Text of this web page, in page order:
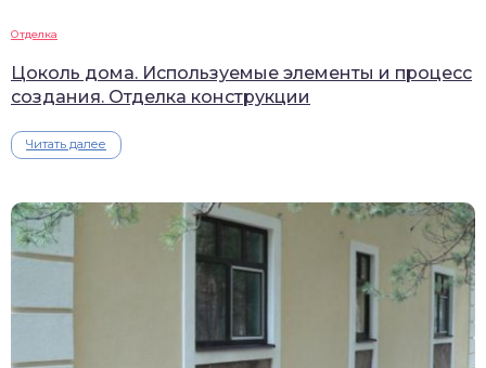
Отделка
Цоколь дома. Используемые элементы и процесс
создания. Отделка конструкции
Читать далее